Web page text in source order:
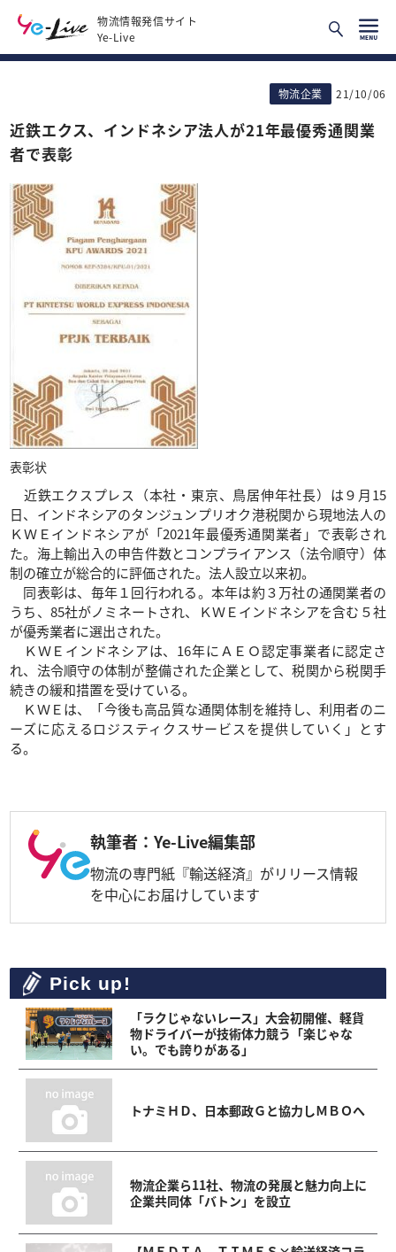
物流情報発信サイト
Ye-Live
物流企業 21/10/06
近鉄エクス、インドネシア法人が21年最優秀通関業
者で表彰
表彰状
近鉄エクスプレス（本社・東京、鳥居伸年社長）は９月15
日、インドネシアのタンジュンプリオク港税関から現地法人の
ＫＷＥインドネシアが「2021年最優秀通関業者」で表彰され
た。海上輸出入の申告件数とコンプライアンス（法令順守）体
制の確立が総合的に評価された。法人設立以来初。
同表彰は、毎年１回行われる。本年は約３万社の通関業者の
うち、85社がノミネートされ、ＫＷＥインドネシアを含む５社
が優秀業者に選出された。
ＫＷＥインドネシアは、16年にＡＥＯ認定事業者に認定さ
れ、法令順守の体制が整備された企業として、税関から税関手
続きの緩和措置を受けている。
ＫＷＥは、「今後も高品質な通関体制を維持し、利用者のニ
ーズに応えるロジスティクスサービスを提供していく」とす
る。
執筆者：Ye-Live編集部
物流の専門紙『輸送経済』がリリース情報
を中心にお届けしています
Pick up!
「ラクじゃないレース」大会初開催、軽貨
物ドライバーが技術体力競う「楽じゃな
い。でも誇りがある」
トナミＨＤ、日本郵政Ｇと協力しＭＢＯへ
物流企業ら11社、物流の発展と魅力向上に
企業共同体「バトン」を設立